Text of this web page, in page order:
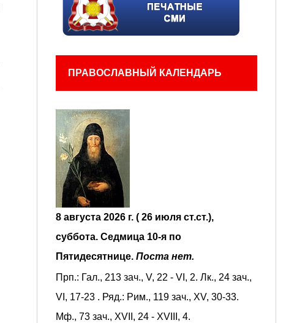
ПРАВОСЛАВНЫЙ КАЛЕНДАРЬ
8 августа 2026 г. ( 26 июля ст.ст.),
суббота. Седмица 10-я по
Пятидесятнице. Поста нет.
Прп.: Гал., 213 зач., V, 22 - VI, 2. Лк., 24 зач.,
VI, 17-23 . Ряд.: Рим., 119 зач., XV, 30-33.
Мф., 73 зач., XVII, 24 - XVIII, 4.